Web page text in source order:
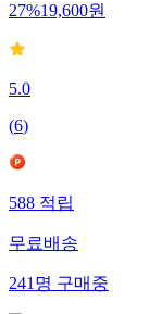
27%19,600원
5.0
(6)
588 적립
무료배송
241 명 구매중